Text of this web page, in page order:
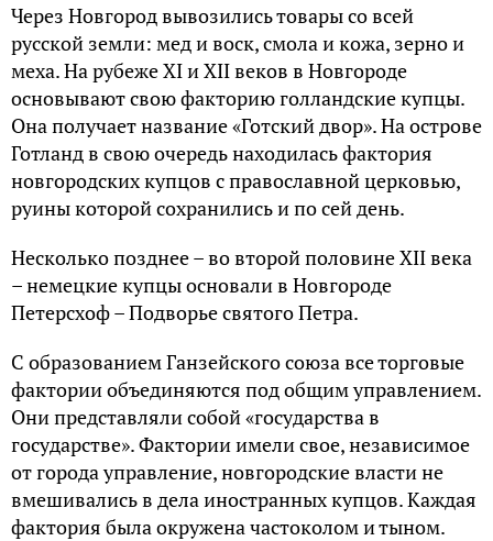
Через Новгород вывозились товары со всей
русской земли: мед и воск, смола и кожа, зерно и
меха. На рубеже XI и XII веков в Новгороде
основывают свою факторию голландские купцы.
Она получает название «Готский двор». На острове
Готланд в свою очередь находилась фактория
новгородских купцов с православной церковью,
руины которой сохранились и по сей день.
Несколько позднее – во второй половине XII века
– немецкие купцы основали в Новгороде
Петерсхоф – Подворье святого Петра.
С образованием Ганзейского союза все торговые
фактории объединяются под общим управлением.
Они представляли собой «государства в
государстве». Фактории имели свое, независимое
от города управление, новгородские власти не
вмешивались в дела иностранных купцов. Каждая
фактория была окружена частоколом и тыном.